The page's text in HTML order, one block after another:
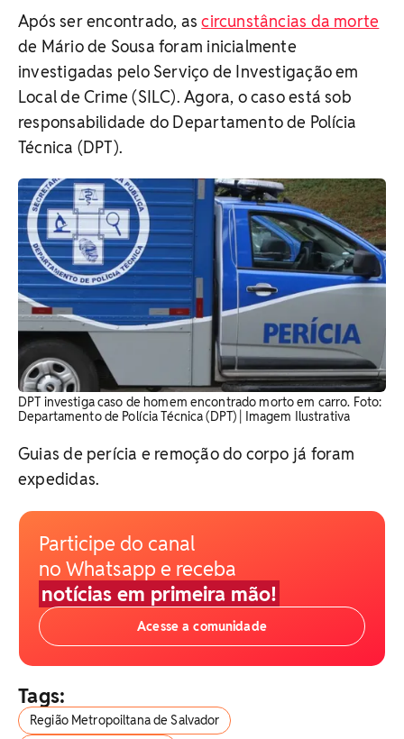
Após ser encontrado, ascircunstâncias da morte
de Mário de Sousa foram inicialmente
investigadas pelo Serviço de Investigação em
Local de Crime (SILC). Agora, o caso está sob
responsabilidade do Departamento de Polícia
Técnica (DPT).
DPT investiga caso de homem encontrado morto em carro. Foto:
Departamento de Polícia Técnica (DPT) | Imagem Ilustrativa
Guias de perícia e remoção do corpo já foram
expedidas.
Participe do canal
no Whatsapp e receba
notícias em primeira mão!
Acesse a comunidade
Tags:
Região Metropoiltana de Salvador